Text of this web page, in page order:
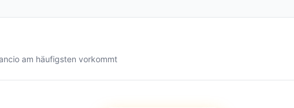
am häufigsten vorkommt